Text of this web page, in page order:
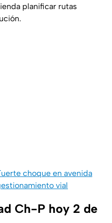
planificar rutas
choque en avenida
vial
Ch-P hoy 2 de